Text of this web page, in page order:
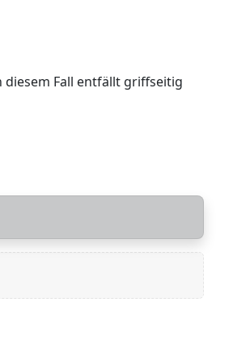
diesem Fall entfällt griffseitig